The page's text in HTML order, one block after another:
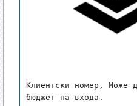
Клиентски номер, Може
бюджет на входа.